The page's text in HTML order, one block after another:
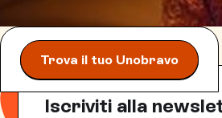
Trova il tuo Unobravo
Iscriviti alla